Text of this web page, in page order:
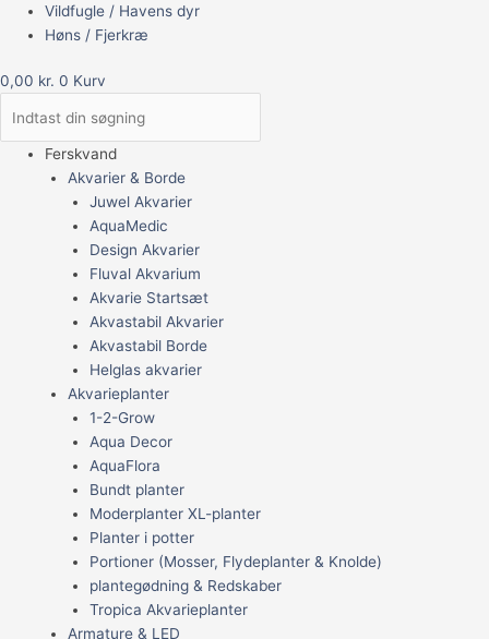
Vildfugle / Havens dyr
Høns / Fjerkræ
0,00 kr. 0 Kurv
Ferskvand
Akvarier & Borde
Juwel Akvarier
AquaMedic
Design Akvarier
Fluval Akvarium
Akvarie Startsæt
Akvastabil Akvarier
Akvastabil Borde
Helglas akvarier
Akvarieplanter
1-2-Grow
Aqua Decor
AquaFlora
Bundt planter
Moderplanter XL-planter
Planter i potter
Portioner (Mosser, Flydeplanter & Knolde)
plantegødning & Redskaber
Tropica Akvarieplanter
Armature & LED